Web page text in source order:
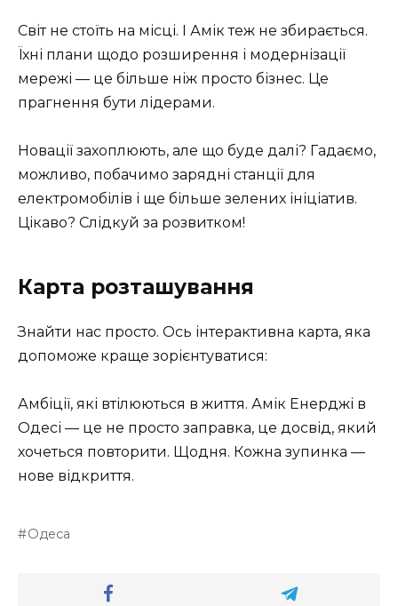
Світ не стоїть на місці. І Амік теж не збирається.
Їхні плани щодо розширення і модернізації
мережі — це більше ніж просто бізнес. Це
прагнення бути лідерами.
Новації захоплюють, але що буде далі? Гадаємо,
можливо, побачимо зарядні станції для
електромобілів і ще більше зелених ініціатив.
Цікаво? Слідкуй за розвитком!
Карта розташування
Знайти нас просто. Ось інтерактивна карта, яка
допоможе краще зорієнтуватися:
Амбіції, які втілюються в життя. Амік Енерджі в
Одесі — це не просто заправка, це досвід, який
хочеться повторити. Щодня. Кожна зупинка —
нове відкриття.
Одеса